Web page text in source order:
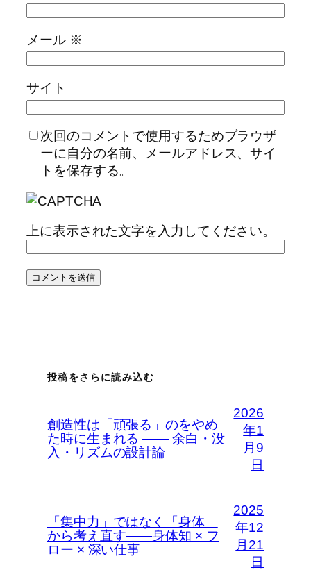
メール ※
サイト
次回のコメントで使用するためブラウザ
ーに自分の名前、メールアドレス、サイ
トを保存する。
上に表示された文字を入力してください。
投稿をさらに読み込む
創造性は「頑張る」のをやめ
た時に生まれる —— 余白・没
入・リズムの設計論
2026
年1
月9
日
「集中力」ではなく「身体」
から考え直す――身体知 × フ
ロー × 深い仕事
2025
年12
月21
日